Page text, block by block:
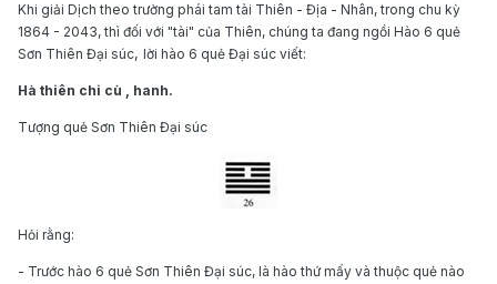
Khi giải Dịch theo trường phái tam tài Thiên - Địa - Nhân, trong chu kỳ
1864 - 2043, thì đối với "tài" của Thiên, chúng ta đang ngồi Hào 6 quẻ
Sơn Thiên Đại súc, lời hào 6 quẻ Đại súc viết:
Hà thiên chi cù , hanh.
Tượng quẻ Sơn Thiên Đại súc
Hỏi rằng:
- Trước hào 6 quẻ Sơn Thiên Đại súc, là hào thứ mấy và thuộc quẻ nào